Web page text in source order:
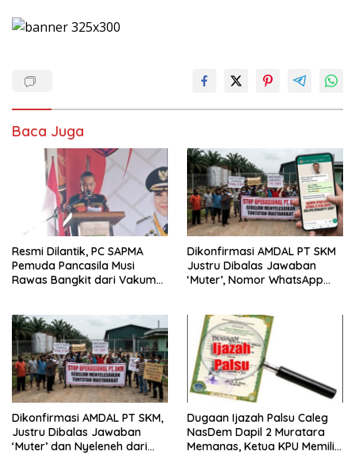
Baca Juga
Resmi Dilantik, PC SAPMA
Pemuda Pancasila Musi
Rawas Bangkit dari Vakum
Dikonfirmasi AMDAL PT SKM
Justru Dibalas Jawaban
‘Muter’, Nomor WhatsApp
Dikonfirmasi AMDAL PT SKM,
Justru Dibalas Jawaban
‘Muter’ dan Nyeleneh dari
Dugaan Ijazah Palsu Caleg
NasDem Dapil 2 Muratara
Memanas, Ketua KPU Memilih